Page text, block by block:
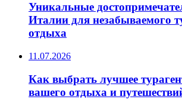
Уникальные
Италии для незабываемого
отдыха
11.07.2026
Как выбрать лучшее
вашего отдыха и